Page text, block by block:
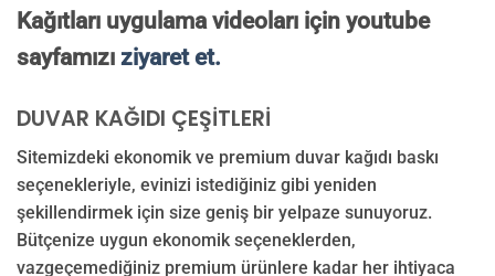
Kağıtları uygulama videoları için youtube
sayfamızı ziyaret et.
DUVAR KAĞIDI ÇEŞİTLERİ
Sitemizdeki ekonomik ve premium duvar kağıdı baskı
seçenekleriyle, evinizi istediğiniz gibi yeniden
şekillendirmek için size geniş bir yelpaze sunuyoruz.
Bütçenize uygun ekonomik seçeneklerden,
vazgeçemediğiniz premium ürünlere kadar her ihtiyaca